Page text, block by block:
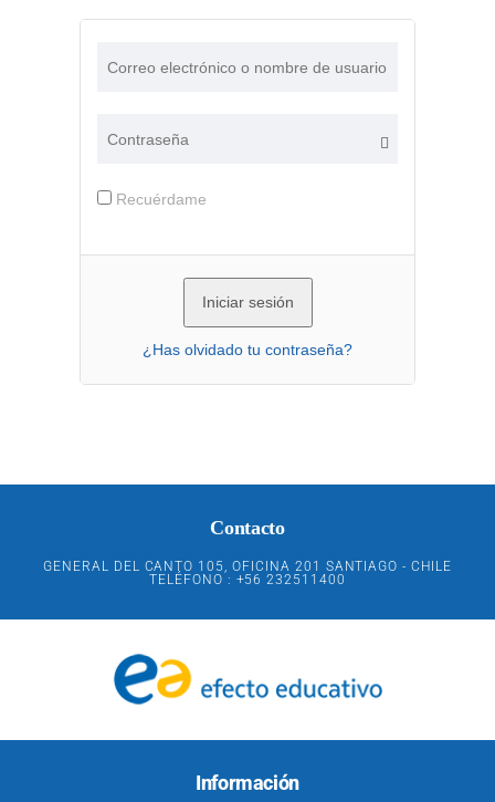
Recuérdame
¿Has olvidado tu contraseña?
Contacto
GENERAL DEL CANTO 105, OFICINA 201 SANTIAGO - CHILE
TELÉFONO : +56 232511400
Información